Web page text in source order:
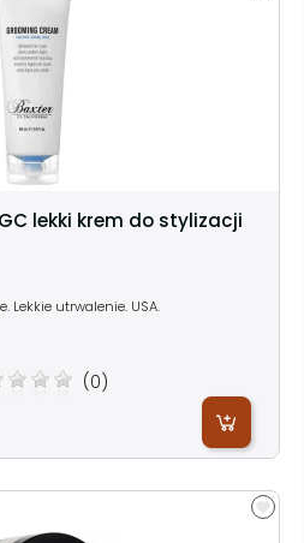
lekki krem do stylizacji
Lekkie utrwalenie. USA.
(0)